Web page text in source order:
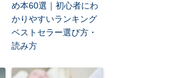
め本60選｜初心者にわ
かりやすいランキング
ベストセラー選び方・
読み方